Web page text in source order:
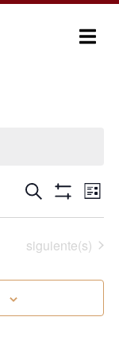
Navegación
de
búsqueda
y
Buscar
de
Lista
Eventos
siguiente(s)